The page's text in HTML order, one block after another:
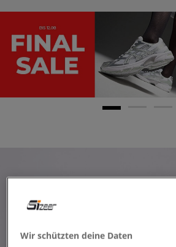
Wir schützten deine Daten